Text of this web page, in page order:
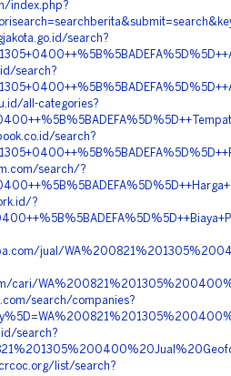
index.php?
search?
search?
all-categories?
search?
search/?
?
jual/
cari/
search/companies?
search?
list/search?